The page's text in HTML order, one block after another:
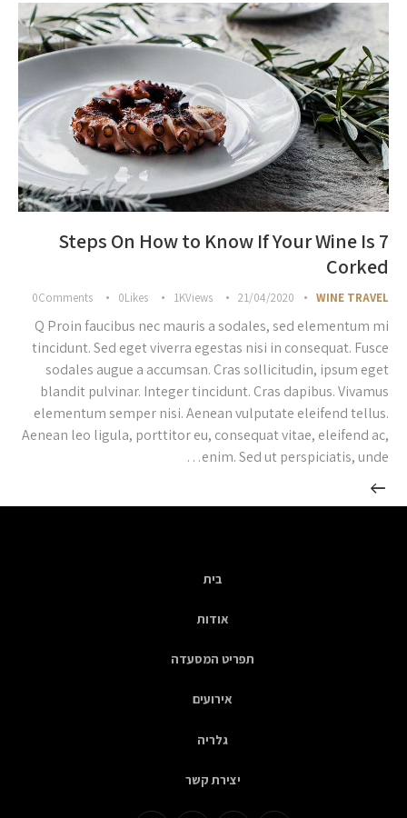
7 Steps On How to Know If Your Wine Is
Corked
WINE TRAVEL
21/04/2020
1KViews
0Likes
0Comments
Q Proin faucibus nec mauris a sodales, sed elementum mi
tincidunt. Sed eget viverra egestas nisi in consequat. Fusce
sodales augue a accumsan. Cras sollicitudin, ipsum eget
blandit pulvinar. Integer tincidunt. Cras dapibus. Vivamus
elementum semper nisi. Aenean vulputate eleifend tellus.
Aenean leo ligula, porttitor eu, consequat vitae, eleifend ac,
enim. Sed ut perspiciatis, unde…
בית
אודות
תפריט המסעדה
אירועים
גלריה
יצירת קשר